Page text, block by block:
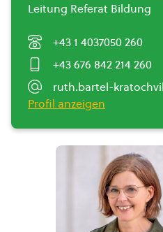
Leitung Referat Bildung
+43 1 4037050 260
+43 676 842 214 260
ruth.bartel-
Profil anzeigen